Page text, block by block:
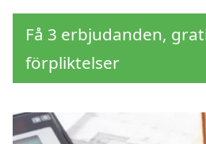
Få 3 erbjudanden,
förpliktelser